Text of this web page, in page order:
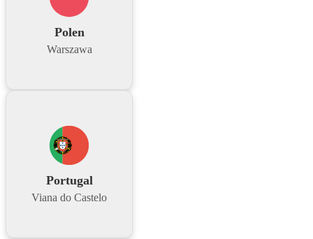
Polen
Warszawa
Portugal
Viana do Castelo